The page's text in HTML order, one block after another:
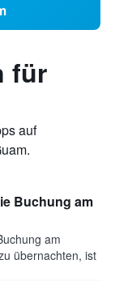
für
auf
Buchung am
am
übernachten, ist